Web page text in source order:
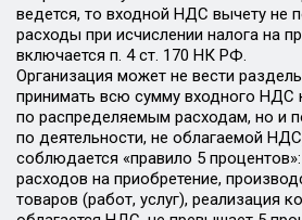
ведется, то входной НДС вычету не
расходы при исчислении налога на
включается п. 4 ст. 170 НК РФ.
Организация может не вести
принимать всю сумму входного НДС
по распределяемым расходам, но и
по деятельности, не облагаемой
соблюдается «правило 5
расходов на приобретение,
товаров (работ, услуг), реализация